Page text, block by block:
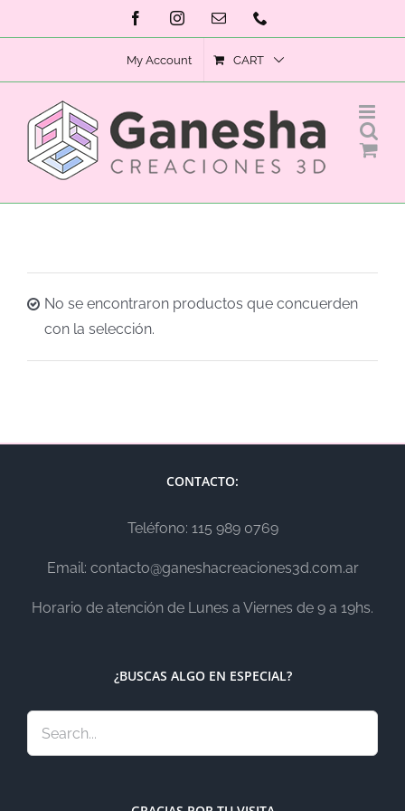
to
FacebookInstagramEmail
My Account CART
No se encontraron productos que concuerden
con la selección.
CONTACTO:
Teléfono: 115 989 0769
Email: contacto@ganeshacreaciones3d.com.ar
Horario de atención de Lunes a Viernes de 9 a 19hs.
¿BUSCAS ALGO EN ESPECIAL?